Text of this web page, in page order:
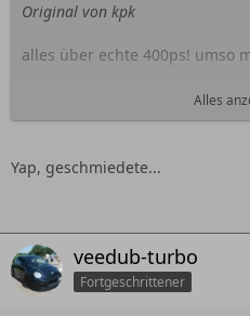
Original von kpk
alles über echte 400ps! umso
also eure aussagen bezüglich
verwundern mich schon! hab
geschmiedete!!!??
Alles
Yap, geschmiedete...
veedub-turbo
Fortgeschrittener